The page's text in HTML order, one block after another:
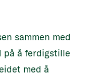
sammen med
på å ferdigstille
med å